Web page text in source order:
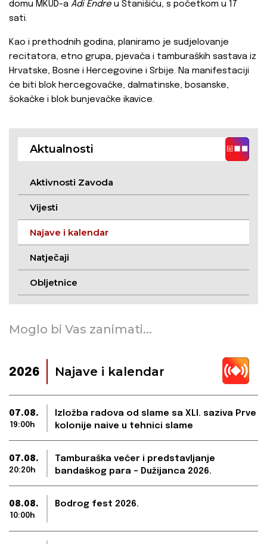
domu MKUD-a Adi Endre u Stanišiću, s početkom u 17
sati.
Kao i prethodnih godina, planiramo je sudjelovanje
recitatora, etno grupa, pjevača i tamburaških sastava iz
Hrvatske, Bosne i Hercegovine i Srbije. Na manifestaciji
će biti blok hercegovačke, dalmatinske, bosanske,
šokačke i blok bunjevačke ikavice.
Aktualnosti
Aktivnosti Zavoda
Vijesti
Najave i kalendar
Natječaji
Obljetnice
Moglo bi Vas zanimati...
2026 Najave i kalendar
07.08.
19:00h
Izložba radova od slame sa XLI. saziva Prve
kolonije naive u tehnici slame
07.08.
20:20h
Tamburaška večer i predstavljanje
bandaškog para – Dužijanca 2026.
08.08.
10:00h
Bodrog fest 2026.